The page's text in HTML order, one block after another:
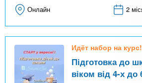
Онлайн 2
Идёт набор на курс!
Підготовка до
віком від 4-х до